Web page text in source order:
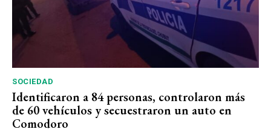
SOCIEDAD
Identificaron a 84 personas, controlaron más
de 60 vehículos y secuestraron un auto en
Comodoro